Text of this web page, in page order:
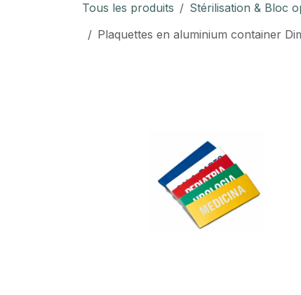
Tous les produits Stérilisation & Bloc
Plaquettes en aluminium container